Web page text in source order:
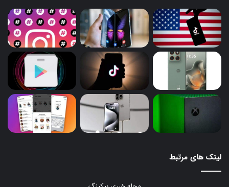
لینک های مرتبط